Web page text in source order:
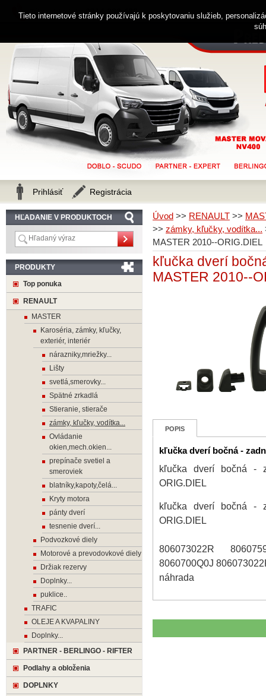
Úvod >> RENAULT >>
>> zámky, kľučky, vodítka...
MASTER 2010--ORIG.DIEL
kľučka dverí
MASTER 2010--
POPIS
kľučka dverí bočná -
kľučka dverí bočná -
ORIG.DIEL
kľučka dverí bočná -
ORIG.DIEL
806073022R
8060700Q0J
náhrada
HĽADANIE V PRODUKTOCH
PRODUKTY
Top ponuka
RENAULT
MASTER
Karoséria, zámky, kľučky,
exteriér, interiér
nárazniky,mriežky...
Lišty
svetlá,smerovky...
Spätné zrkadlá
Stieranie, stierače
zámky, kľučky, vodítka...
Ovládanie
okien,mech.okien...
prepínače svetiel a
smeroviek
blatníky,kapoty,čelá...
Kryty motora
pánty dverí
tesnenie dverí...
Podvozkové diely
Motorové a prevodovkové diely
Držiak rezervy
Doplnky...
puklice..
TRAFIC
OLEJE A KVAPALINY
Doplnky...
PARTNER - BERLINGO - RIFTER
Podlahy a obloženia
DOPLNKY
Zákaznícka linka 0914 238 482
Prihlásiť Registrácia
Tieto internetové stránky používajú k poskytovaniu služieb,